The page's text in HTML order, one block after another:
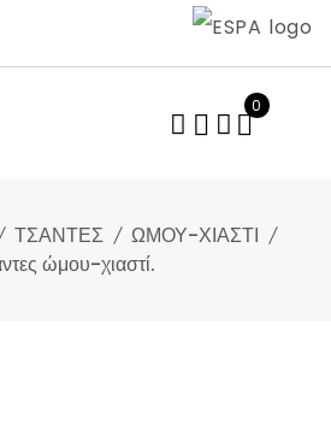
0
ΤΣΑΝΤΕΣ
ΩΜΟΥ-ΧΙΑΣΤΙ
ώμου-χιαστί.